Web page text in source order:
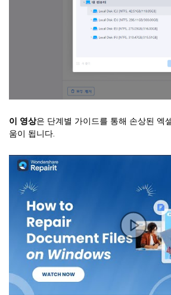
이 영상은 단계별 가이드를 통해 손상된 엑
움이 됩니다.